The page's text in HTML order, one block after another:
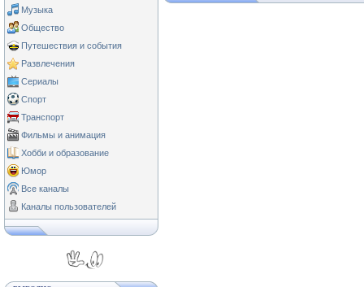
Музыка
Общество
Путешествия и события
Развлечения
Сериалы
Спорт
Транспорт
Фильмы и анимация
Хобби и образование
Юмор
Все каналы
Каналы пользователей